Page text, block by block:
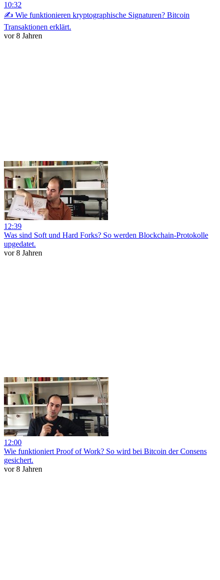
10:32
✍️ Wie funktionieren kryptographische Signaturen? Bitcoin
Transaktionen erklärt.
vor 8 Jahren
12:39
Was sind Soft und Hard Forks? So werden Blockchain-Protokolle
upgedatet.
vor 8 Jahren
12:00
Wie funktioniert Proof of Work? So wird bei Bitcoin der Consens
gesichert.
vor 8 Jahren